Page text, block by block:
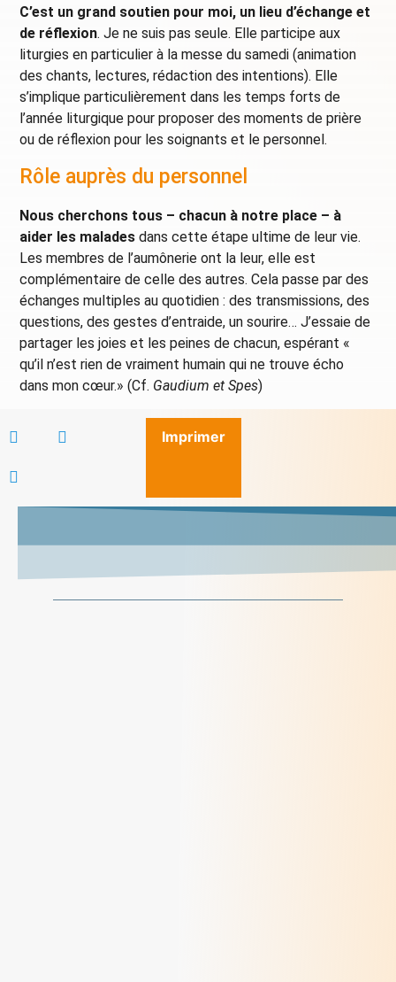
C’est un grand soutien pour moi, un lieu d’échange et
de réflexion. Je ne suis pas seule. Elle participe aux
liturgies en particulier à la messe du samedi (animation
des chants, lectures, rédaction des intentions). Elle
s’implique particulièrement dans les temps forts de
l’année liturgique pour proposer des moments de prière
ou de réflexion pour les soignants et le personnel.
Rôle auprès du personnel
Nous cherchons tous – chacun à notre place – à
aider les malades dans cette étape ultime de leur vie.
Les membres de l’aumônerie ont la leur, elle est
complémentaire de celle des autres. Cela passe par des
échanges multiples au quotidien : des transmissions, des
questions, des gestes d’entraide, un sourire… J’essaie de
partager les joies et les peines de chacun, espérant «
qu’il n’est rien de vraiment humain qui ne trouve écho
dans mon cœur.» (Cf. Gaudium et Spes)
Imprimer